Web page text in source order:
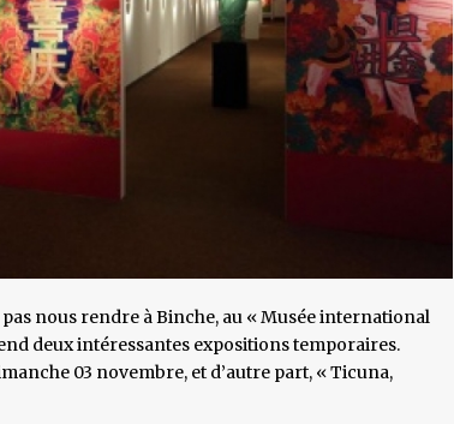
nous rendre à Binche, au « Musée international
deux intéressantes expositions temporaires.
03 novembre, et d’autre part, « Ticuna,